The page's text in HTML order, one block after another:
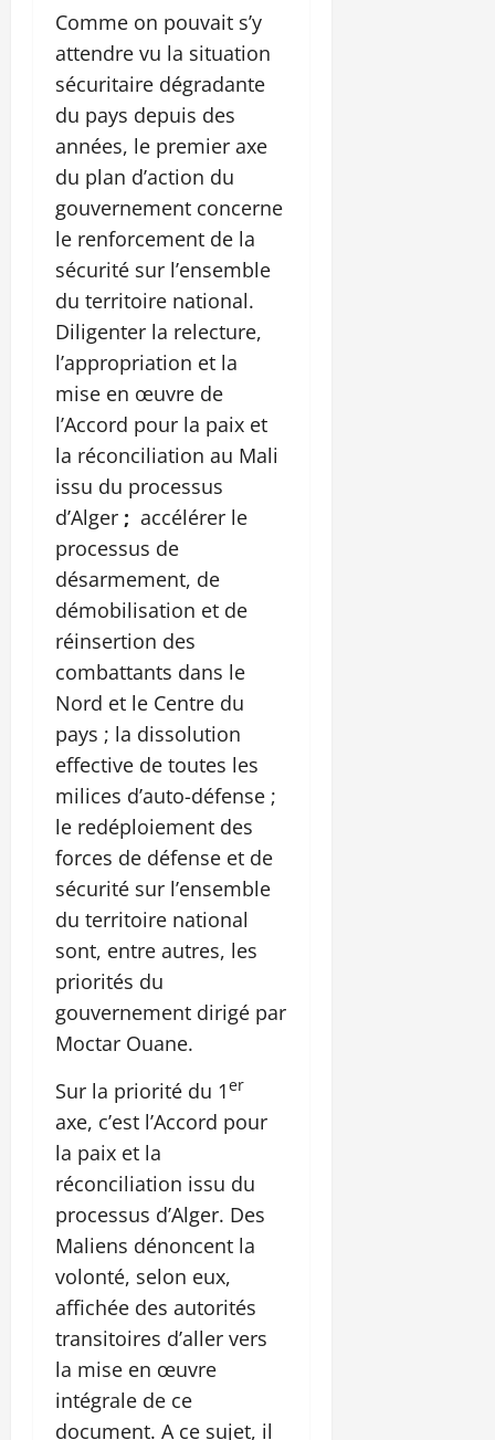
Comme on pouvait s’y
attendre vu la situation
sécuritaire dégradante
du pays depuis des
années, le premier axe
du plan d’action du
gouvernement concerne
le renforcement de la
sécurité sur l’ensemble
du territoire national.
Diligenter la relecture,
l’appropriation et la
mise en œuvre de
l’Accord pour la paix et
la réconciliation au Mali
issu du processus
d’Alger ; accélérer le
processus de
désarmement, de
démobilisation et de
réinsertion des
combattants dans le
Nord et le Centre du
pays ; la dissolution
effective de toutes les
milices d’auto-défense ;
le redéploiement des
forces de défense et de
sécurité sur l’ensemble
du territoire national
sont, entre autres, les
priorités du
gouvernement dirigé par
Moctar Ouane.
Sur la priorité du 1er
axe, c’est l’Accord pour
la paix et la
réconciliation issu du
processus d’Alger. Des
Maliens dénoncent la
volonté, selon eux,
affichée des autorités
transitoires d’aller vers
la mise en œuvre
intégrale de ce
document. A ce sujet, il